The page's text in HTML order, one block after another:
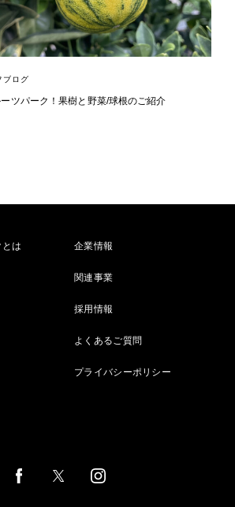
ブログ
ツパーク！果樹と野菜/球根のご紹介
は 企業情報
関連事業
採用情報
よくあるご質問
プライバシーポリシー